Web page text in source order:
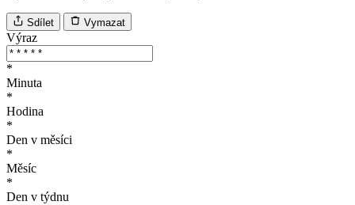
Sdílet Vymazat
Výraz
*
Minuta
*
Hodina
*
Den v měsíci
*
Měsíc
*
Den v týdnu